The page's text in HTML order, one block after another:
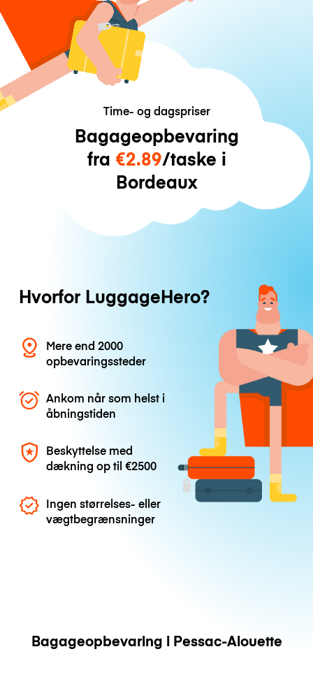
Time- og dagspriser
Bagageopbevaring
fra €2.89/taske i
Bordeaux
Hvorfor LuggageHero?
Mere end 2000
opbevaringssteder
Ankom når som helst i
åbningstiden
Beskyttelse med
dækning op til€2500
Ingen størrelses- eller
vægtbegrænsninger
Bagageopbevaring i Pessac-Alouette